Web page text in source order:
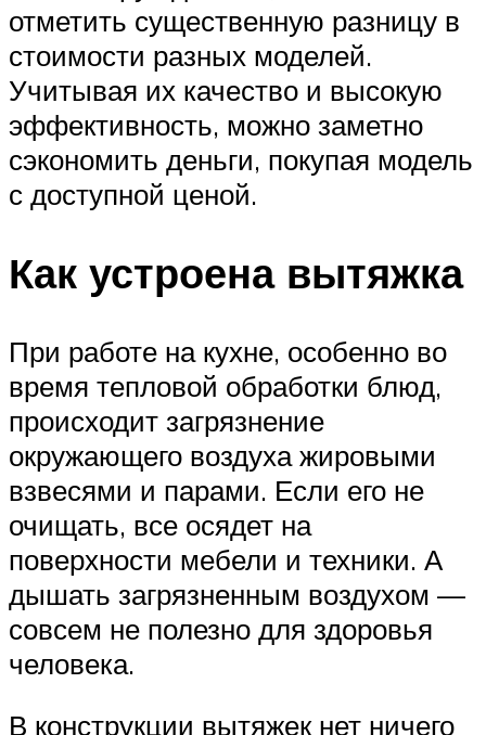
отметить существенную разницу в
стоимости разных моделей.
Учитывая их качество и высокую
эффективность, можно заметно
сэкономить деньги, покупая модель
с доступной ценой.
Как устроена вытяжка
При работе на кухне, особенно во
время тепловой обработки блюд,
происходит загрязнение
окружающего воздуха жировыми
взвесями и парами. Если его не
очищать, все осядет на
поверхности мебели и техники. А
дышать загрязненным воздухом —
совсем не полезно для здоровья
человека.
В конструкции вытяжек нет ничего